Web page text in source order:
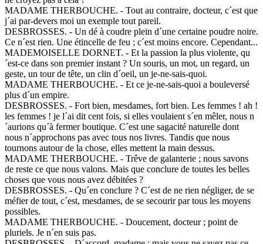
MADAME THERBOUCHE. - Tout au contraire, docteur, c´est que
j´ai par-devers moi un exemple tout pareil.
DESBROSSES. - Un dé à coudre plein d´une certaine poudre noire.
Ce n´est rien. Une étincelle de feu ; c´est moins encore. Cependant...
MADEMOISELLE DORNET. - Et la passion la plus violente, qu
´est-ce dans son premier instant ? Un souris, un mot, un regard, un
geste, un tour de tête, un clin d´oeil, un je-ne-sais-quoi.
MADAME THERBOUCHE. - Et ce je-ne-sais-quoi a bouleversé
plus d´un empire.
DESBROSSES. - Fort bien, mesdames, fort bien. Les femmes ! ah !
les femmes ! je l´ai dit cent fois, si elles voulaient s´en mêler, nous n
´aurions qu´à fermer boutique. C´est une sagacité naturelle dont
nous n´approchons pas avec tous nos livres. Tandis que nous
tournons autour de la chose, elles mettent la main dessus.
MADAME THERBOUCHE. - Trêve de galanterie ; nous savons
de reste ce que nous valons. Mais que conclure de toutes les belles
choses que vous nous avez débitées ?
DESBROSSES. - Qu´en conclure ? C´est de ne rien négliger, de se
méfier de tout, c´est, mesdames, de se secourir par tous les moyens
possibles.
MADAME THERBOUCHE. - Doucement, docteur ; point de
pluriels. Je n´en suis pas.